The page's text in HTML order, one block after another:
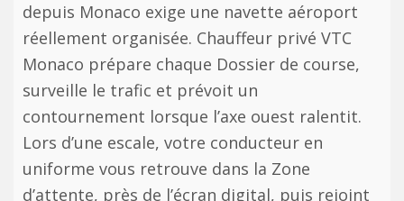
depuis Monaco exige une navette aéroport
réellement organisée. Chauffeur privé VTC
Monaco prépare chaque Dossier de course,
surveille le trafic et prévoit un
contournement lorsque l’axe ouest ralentit.
Lors d’une escale, votre conducteur en
uniforme vous retrouve dans la Zone
d’attente, près de l’écran digital, puis rejoint